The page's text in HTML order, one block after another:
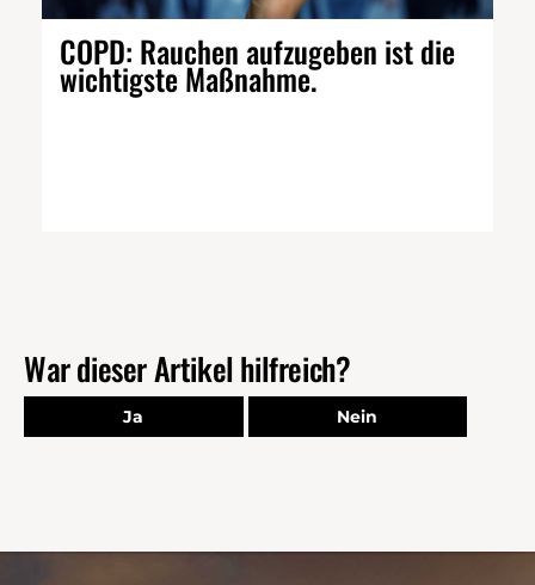
COPD: Rauchen aufzugeben ist die
wichtigste Maßnahme.
War dieser Artikel hilfreich?
Ja Nein